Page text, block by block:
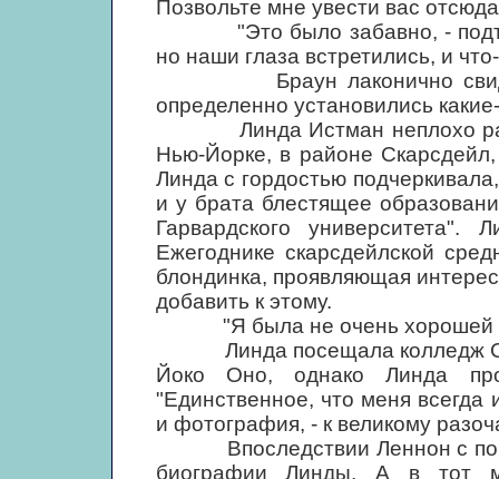
Позвольте мне увести вас
"Это было забавно, -
но наши глаза встретились, и
Браун лаконично
определенно установились
Линда Истман неплохо
Нью-Йорке, в районе
Линда с гордостью
и у брата блестящее
Гарвардского
Ежегоднике скарсдейлской
блондинка, проявляющая
добавить к этому.
"Я была не очень хорошей
Линда посещала колледж
Йоко Оно, однако Линда
"Единственное, что меня всегда
и фотография, - к великому
Впоследствии Леннон с
биографии Линды. А в тот